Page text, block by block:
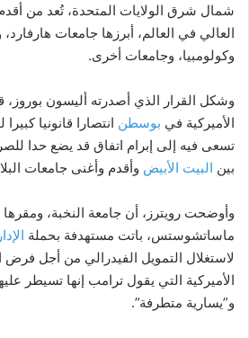
شمال شرق الولايات المتحدة، تُعد من
العالي في العالم، أبرزها جامعات هارفارد،
وكولومبيا، وجامعات أخرى.
وشكل القرار الذي أصدرته أليسون بوروز،
الأميركية في بوسطن انتصارا قانونيا
تسعى فيه إلى إبرام اتفاق قد يضع حدا
بين البيت الأبيض وأقدم وأغنى جامعات
وأوضحت رويترز، أن جامعة النخبة،
ماساتشوستس، باتت مستهدفة بحملة
لاستغلال التمويل الفيدرالي من أجل فرض
الأميركية التي يقول ترامب إنها تسيطر
و”يسارية متطرفة”.